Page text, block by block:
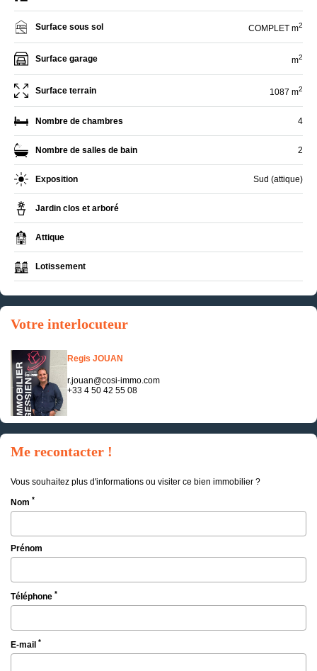
Surface sous sol COMPLET m2
Surface garage m2
Surface terrain 1087 m2
Nombre de chambres 4
Nombre de salles de bain 2
Exposition Sud (attique)
Jardin clos et arboré
Attique
Lotissement
Votre interlocuteur
Regis JOUAN
r.jouan@cosi-immo.com
+33 4 50 42 55 08
Me recontacter !
Vous souhaitez plus d'informations ou visiter ce bien immobilier ?
Nom *
Prénom
Téléphone *
E-mail *